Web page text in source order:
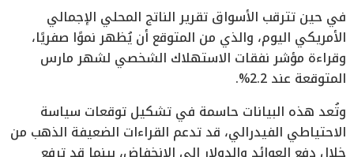
في حين تترقب الأسواق تقرير الناتج المحلي الإجمالي
الأمريكي اليوم، والذي من المتوقع أن يُظهر نموًا صفريًا،
وقراءة مؤشر نفقات الاستهلاك الشخصي لشهر مارس
المتوقعة عند 2.2%.
وتُعد هذه البيانات حاسمة في تشكيل توقعات سياسة
الاحتياطي الفيدرالي، قد تدعم القراءات الضعيفة الذهب من